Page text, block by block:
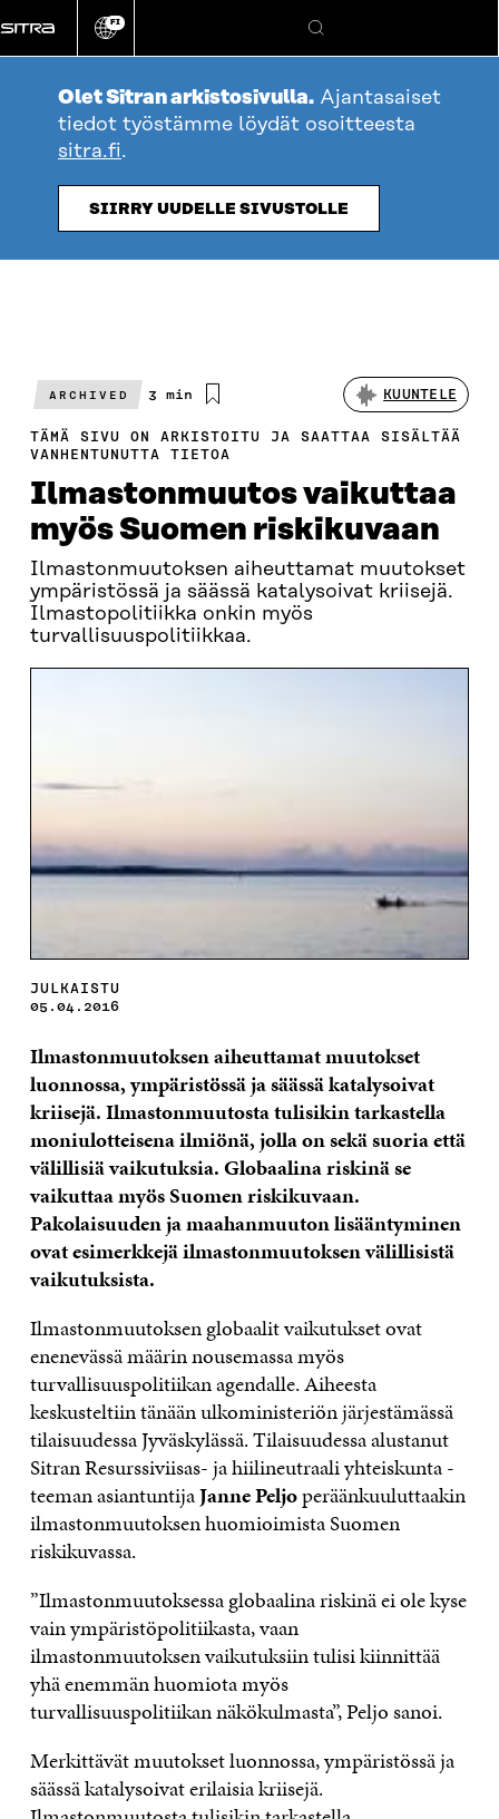
suoraan
sisältöön
Vaihda
kieli
FI
Hae
Olet Sitran arkistosivulla. Ajantasaiset
tiedot työstämme löydät osoitteesta
sitra.fi.
SIIRRY UUDELLE SIVUSTOLLE
ARCHIVED
Arvioitu
3 min KUUNTELE
TÄMÄ SIVU ON ARKISTOITU JA SAATTAA SISÄLTÄÄ
VANHENTUNUTTA TIETOA
Ilmastonmuutos vaikuttaa
myös Suomen riskikuvaan
Ilmastonmuutoksen aiheuttamat muutokset
ympäristössä ja säässä katalysoivat kriisejä.
Ilmastopolitiikka onkin myös
turvallisuuspolitiikkaa.
JULKAISTU
05.04.2016
Ilmastonmuutoksen aiheuttamat muutokset
luonnossa, ympäristössä ja säässä katalysoivat
kriisejä. Ilmastonmuutosta tulisikin tarkastella
moniulotteisena ilmiönä, jolla on sekä suoria että
välillisiä vaikutuksia. Globaalina riskinä se
vaikuttaa myös Suomen riskikuvaan.
Pakolaisuuden ja maahanmuuton lisääntyminen
ovat esimerkkejä ilmastonmuutoksen välillisistä
vaikutuksista.
Ilmastonmuutoksen globaalit vaikutukset ovat
enenevässä määrin nousemassa myös
turvallisuuspolitiikan agendalle. Aiheesta
keskusteltiin tänään ulkoministeriön järjestämässä
tilaisuudessa Jyväskylässä. Tilaisuudessa alustanut
Sitran Resurssiviisas- ja hiilineutraali yhteiskunta -
teeman asiantuntijaJanne Peljoperäänkuuluttaakin
ilmastonmuutoksen huomioimista Suomen
riskikuvassa.
”Ilmastonmuutoksessa globaalina riskinä ei ole kyse
vain ympäristöpolitiikasta, vaan
ilmastonmuutoksen vaikutuksiin tulisi kiinnittää
yhä enemmän huomiota myös
turvallisuuspolitiikan näkökulmasta”, Peljo sanoi.
Merkittävät muutokset luonnossa, ympäristössä ja
säässä katalysoivat erilaisia kriisejä.